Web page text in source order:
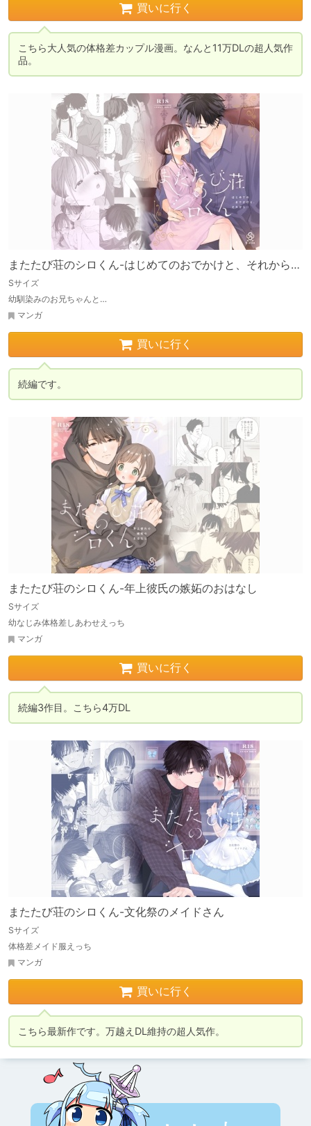
買いに行く
こちら大人気の体格差カップル漫画。なんと11万DLの超人気作
品。
またたび荘のシロくん-はじめてのおでかけと、それから…
Sサイズ
幼馴染みのお兄ちゃんと…
マンガ
買いに行く
続編です。
またたび荘のシロくん-年上彼氏の嫉妬のおはなし
Sサイズ
幼なじみ体格差しあわせえっち
マンガ
買いに行く
続編3作目。こちら4万DL
またたび荘のシロくん-文化祭のメイドさん
Sサイズ
体格差メイド服えっち
マンガ
買いに行く
こちら最新作です。万越えDL維持の超人気作。